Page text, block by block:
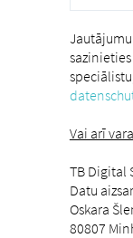
Vai arī
TB Digital
Datu
Oskara
80807